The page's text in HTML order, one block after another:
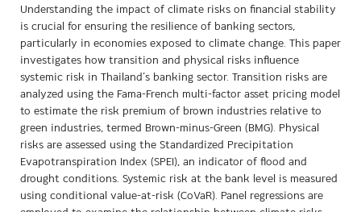
Understanding the impact of climate risks on financial stability
is crucial for ensuring the resilience of banking sectors,
particularly in economies exposed to climate change. This paper
investigates how transition and physical risks influence
systemic risk in Thailand’s banking sector. Transition risks are
analyzed using the Fama-French multi-factor asset pricing model
to estimate the risk premium of brown industries relative to
green industries, termed Brown-minus-Green (BMG). Physical
risks are assessed using the Standardized Precipitation
Evapotranspiration Index (SPEI), an indicator of flood and
drought conditions. Systemic risk at the bank level is measured
using conditional value-at-risk (CoVaR). Panel regressions are